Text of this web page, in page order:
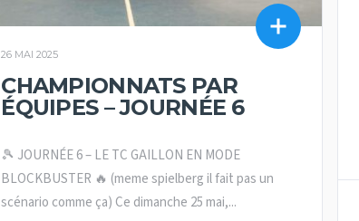
26 MAI 2025
CHAMPIONNATS PAR
ÉQUIPES – JOURNÉE 6
🎾 JOURNÉE 6 – LE TC GAILLON EN MODE
BLOCKBUSTER 🔥 (meme spielberg il fait pas un
scénario comme ça) Ce dimanche 25 mai,...